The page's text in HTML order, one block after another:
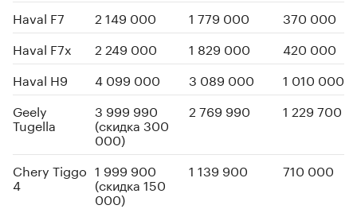
Haval F7 2 149 000 1 779 000
370 000
Haval F7x
2 249 000 1 829 000
420 000
Haval H9
4 099 000 3 089 000
1 010 000
Geely
Tugella
3 999 990
(скидка 300
000)
2 769 990 1 229 700
Chery Tiggo
4
1 999 900
(скидка 150
000)
1 139 900 710 000